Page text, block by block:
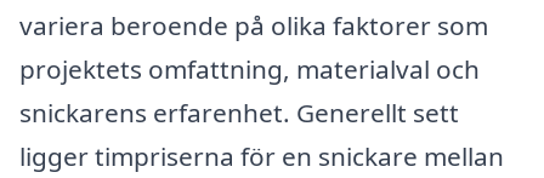
variera beroende på olika faktorer som
projektets omfattning, materialval och
snickarens erfarenhet. Generellt sett
ligger timpriserna för en snickare mellan